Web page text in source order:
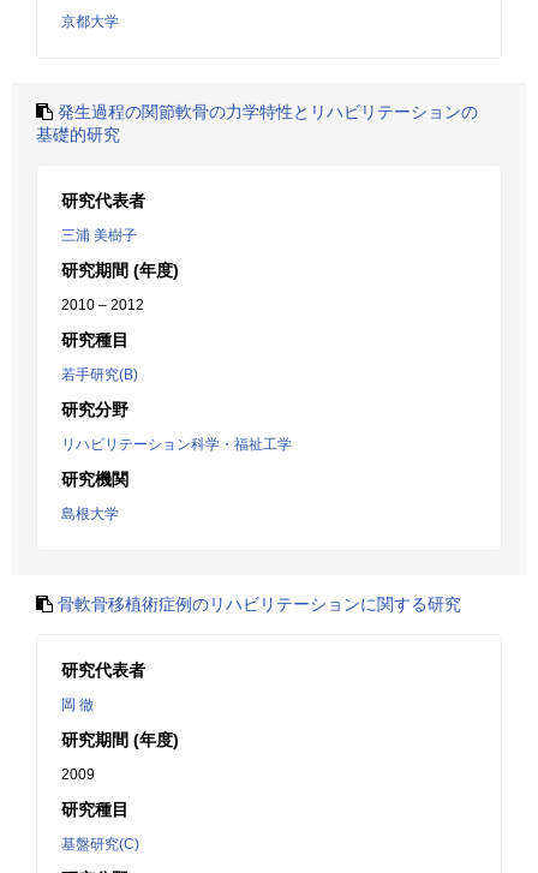
京都大学
発生過程の関節軟骨の力学特性とリハビリテーションの
基礎的研究
研究代表者
三浦 美樹子
研究期間 (年度)
2010 – 2012
研究種目
若手研究(B)
研究分野
リハビリテーション科学・福祉工学
研究機関
島根大学
骨軟骨移植術症例のリハビリテーションに関する研究
研究代表者
岡 徹
研究期間 (年度)
2009
研究種目
基盤研究(C)